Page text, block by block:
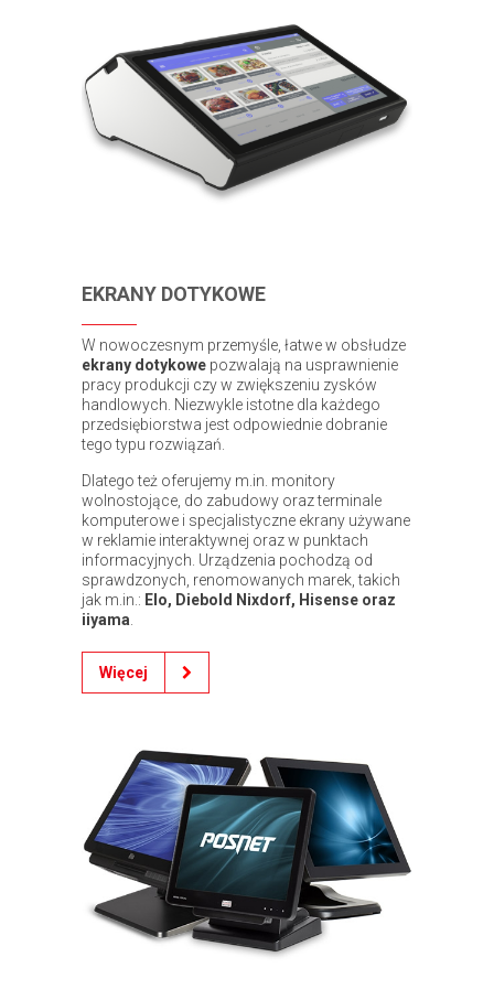
EKRANY DOTYKOWE
W nowoczesnym przemyśle, łatwe w obsłudze
ekrany dotykowe pozwalają na usprawnienie
pracy produkcji czy w zwiększeniu zysków
handlowych. Niezwykle istotne dla każdego
przedsiębiorstwa jest odpowiednie dobranie
tego typu rozwiązań.
Dlatego też oferujemy m.in. monitory
wolnostojące, do zabudowy oraz terminale
komputerowe i specjalistyczne ekrany używane
w reklamie interaktywnej oraz w punktach
informacyjnych. Urządzenia pochodzą od
sprawdzonych, renomowanych marek, takich
jak m.in.: Elo, Diebold Nixdorf, Hisense oraz
iiyama
Więcej